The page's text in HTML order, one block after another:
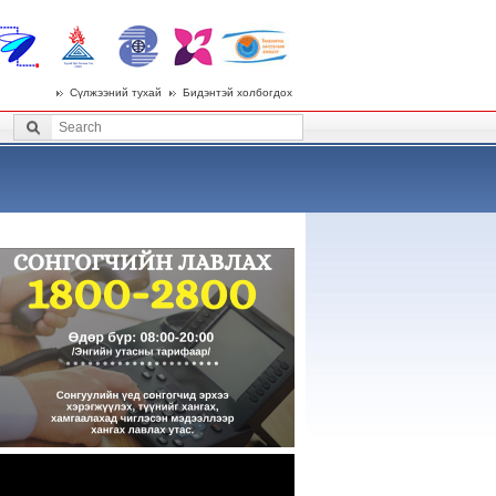
Бидэнтэй холбогдох
Сүлжээний тухай
Search form